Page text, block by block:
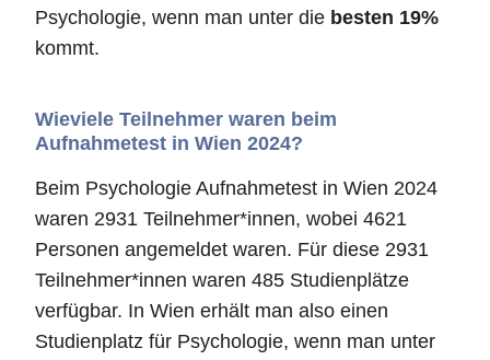
Psychologie, wenn man unter die besten 19%
kommt.
Wieviele Teilnehmer waren beim
Aufnahmetest in Wien 2024?
Beim Psychologie Aufnahmetest in Wien 2024
waren 2931 Teilnehmer*innen, wobei 4621
Personen angemeldet waren. Für diese 2931
Teilnehmer*innen waren 485 Studienplätze
verfügbar. In Wien erhält man also einen
Studienplatz für Psychologie, wenn man unter